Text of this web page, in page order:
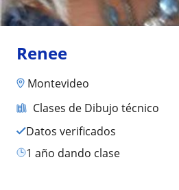
Renee
Montevideo
Clases de Dibujo técnico
Datos verificados
1 año dando clase